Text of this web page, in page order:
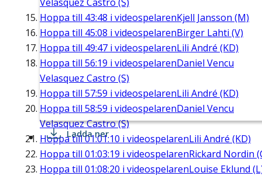
Hoppa till 43:48 i videospelarenKjell Jansson (M)
Hoppa till 45:08 i videospelarenBirger Lahti (V)
Hoppa till 49:47 i videospelarenLili André (KD)
Hoppa till 56:19 i videospelarenDaniel Vencu
Velasquez Castro (S)
Hoppa till 57:59 i videospelarenLili André (KD)
Hoppa till 58:59 i videospelarenDaniel Vencu
Velasquez Castro (S)
Hoppa till01:01:10 i videospelarenLili André (KD)
Hoppa till 01:03:19 i videospelarenRickard Nordin
Hoppa till 01:08:20 i videospelarenLouise Eklund
Ladda ner